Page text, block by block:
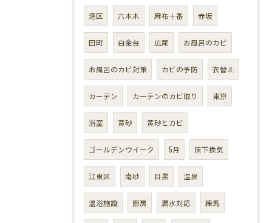
港区 六本木 麻布十番 赤坂
田町 白金台 広尾 お風呂のカビ
お風呂のカビ対策 カビの予防 衣替え
カーテン カーテンのカビ取り 東京
浴室 黄砂 黄砂とカビ
ゴールデンウイーク 5月 床下換気
江東区 南砂 目黒 温泉
温浴施設 厨房 漏水対応 練馬